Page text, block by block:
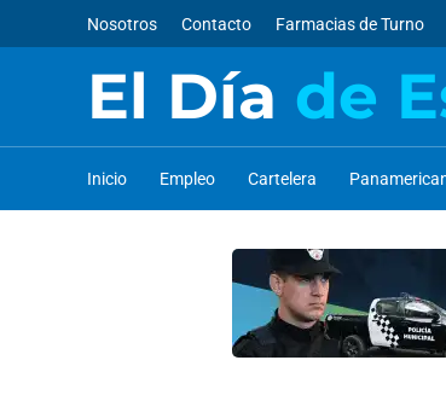
Nosotros Contacto Farmacias de Turno
El Día de
Inicio Empleo Cartelera